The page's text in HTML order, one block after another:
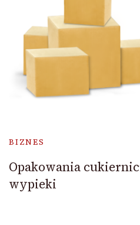
BIZNES
Opakowania
wypieki